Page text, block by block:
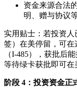
资金来源合法
明、赠与协议
实用贴士：若投资
签）在美停留，可在
（I-485），获批后
等待绿卡获批即可在
阶段 4：投资资金正